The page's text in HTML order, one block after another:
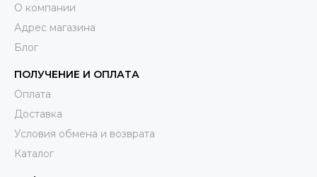
О компании
Адрес магазина
Блог
ПОЛУЧЕНИЕ И ОПЛАТА
Оплата
Доставка
Условия обмена и возврата
Каталог